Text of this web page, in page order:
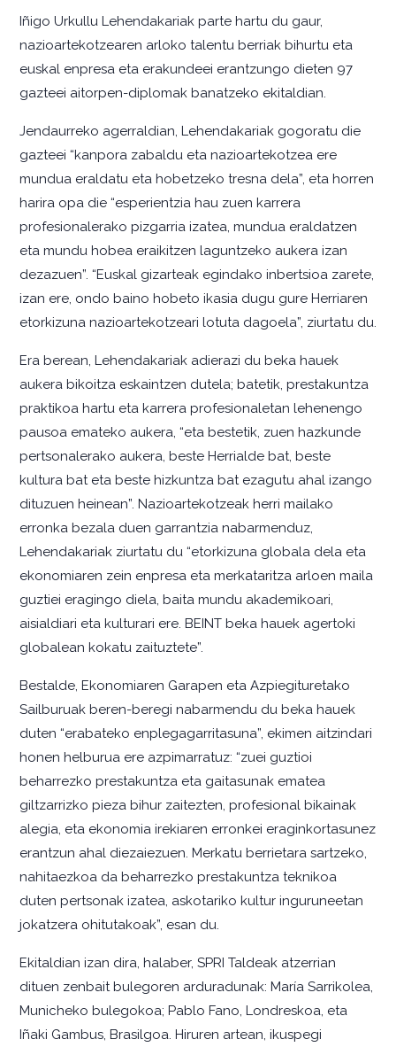
Iñigo Urkullu Lehendakariak parte hartu du gaur,
nazioartekotzearen arloko talentu berriak bihurtu eta
euskal enpresa eta erakundeei erantzungo dieten 97
gazteei aitorpen-diplomak banatzeko ekitaldian.
Jendaurreko agerraldian, Lehendakariak gogoratu die
gazteei “kanpora zabaldu eta nazioartekotzea ere
mundua eraldatu eta hobetzeko tresna dela”, eta horren
harira opa die “esperientzia hau zuen karrera
profesionalerako pizgarria izatea, mundua eraldatzen
eta mundu hobea eraikitzen laguntzeko aukera izan
dezazuen”. “Euskal gizarteak egindako inbertsioa zarete,
izan ere, ondo baino hobeto ikasia dugu gure Herriaren
etorkizuna nazioartekotzeari lotuta dagoela”, ziurtatu du.
Era berean, Lehendakariak adierazi du beka hauek
aukera bikoitza eskaintzen dutela; batetik, prestakuntza
praktikoa hartu eta karrera profesionaletan lehenengo
pausoa emateko aukera, “eta bestetik, zuen hazkunde
pertsonalerako aukera, beste Herrialde bat, beste
kultura bat eta beste hizkuntza bat ezagutu ahal izango
dituzuen heinean”. Nazioartekotzeak herri mailako
erronka bezala duen garrantzia nabarmenduz,
Lehendakariak ziurtatu du “etorkizuna globala dela eta
ekonomiaren zein enpresa eta merkataritza arloen maila
guztiei eragingo diela, baita mundu akademikoari,
aisialdiari eta kulturari ere. BEINT beka hauek agertoki
globalean kokatu zaituztete”.
Bestalde, Ekonomiaren Garapen eta Azpiegituretako
Sailburuak beren-beregi nabarmendu du beka hauek
duten “erabateko enplegagarritasuna”, ekimen aitzindari
honen helburua ere azpimarratuz: “zuei guztioi
beharrezko prestakuntza eta gaitasunak ematea
giltzarrizko pieza bihur zaitezten, profesional bikainak
alegia, eta ekonomia irekiaren erronkei eraginkortasunez
erantzun ahal diezaiezuen. Merkatu berrietara sartzeko,
nahitaezkoa da beharrezko prestakuntza teknikoa
duten pertsonak izatea, askotariko kultur inguruneetan
jokatzera ohitutakoak”, esan du.
Ekitaldian izan dira, halaber, SPRI Taldeak atzerrian
dituen zenbait bulegoren arduradunak: María Sarrikolea,
Municheko bulegokoa; Pablo Fano, Londreskoa, eta
Iñaki Gambus, Brasilgoa. Hiruren artean, ikuspegi